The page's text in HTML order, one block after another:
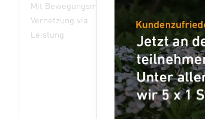
Mit Bewegungsmelder
Vernetzung via
Bluetooth Mesh
Leistung
23,22 W